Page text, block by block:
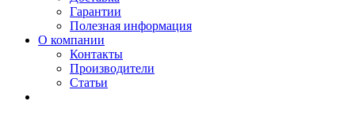
Гарантии
Полезная информация
О компании
Контакты
Производители
Статьи